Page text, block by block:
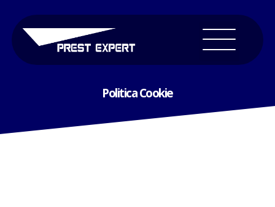
Politica Cookie